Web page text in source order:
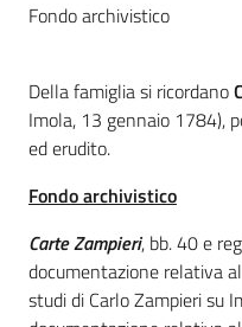
Cosa
fare
Scopri
i
contenuti
Fondo archivistico
Della famiglia si ricordano
Imola, 13 gennaio 1784),
ed erudito.
Fondo archivistico
Carte Zampieri, bb. 40 e
documentazione relativa
studi di Carlo Zampieri su